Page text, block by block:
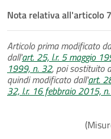
Nota relativa all'articolo 7
Articolo prima modificato
dall'art. 25, l.r. 5 maggio
1999, n. 32, poi sostituito
quindi modificato dall'art.
32, l.r. 16 febbraio 2015,